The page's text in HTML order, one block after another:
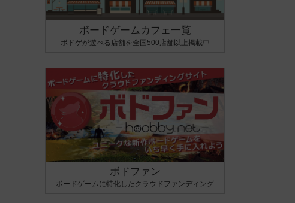
ボードゲームカフェ一覧
ボドゲが遊べる店舗を全国500店舗以上掲載中
ボドファン
ボードゲームに特化したクラウドファンディング